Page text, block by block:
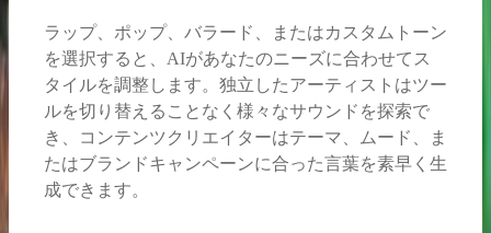
ラップ、ポップ、バラード、またはカスタムトーン
を選択すると、AIがあなたのニーズに合わせてス
タイルを調整します。独立したアーティストはツー
ルを切り替えることなく様々なサウンドを探索で
き、コンテンツクリエイターはテーマ、ムード、ま
たはブランドキャンペーンに合った言葉を素早く生
成できます。